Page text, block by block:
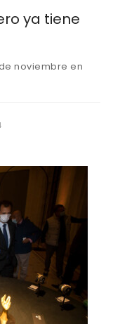
ya tiene
noviembre en